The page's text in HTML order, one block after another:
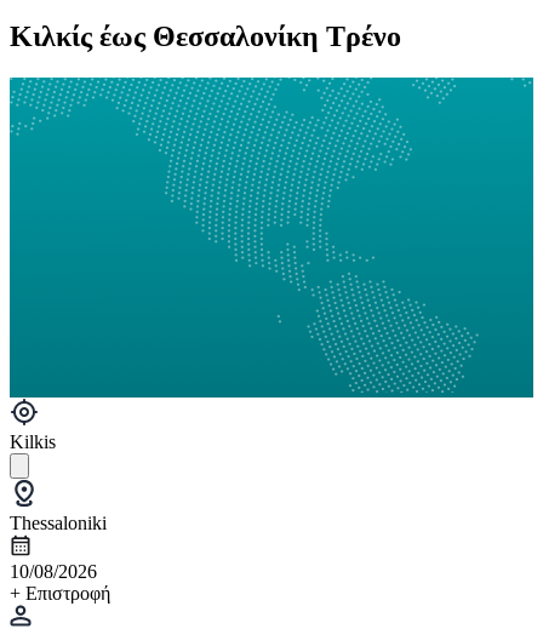
Κιλκίς έως Θεσσαλονίκη Τρένο
Kilkis
Thessaloniki
10/08/2026
+ Επιστροφή